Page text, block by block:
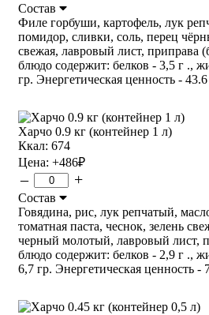
Состав
Филе горбуши, картофель, лук
помидор, сливки, соль, перец
свежая, лавровый лист, приправа
блюдо содержит: белков - 3,5 г .,
гр. Энергетическая ценность -
Харчо 0.9 кг (контейнер 1 л)
Ккал: 674
Цена: +486₽
– +
Состав
Говядина, рис, лук репчатый,
томатная паста, чеснок, зелень
черный молотый, лавровый лист,
блюдо содержит: белков - 2,9 г .,
6,7 гр. Энергетическая ценность -